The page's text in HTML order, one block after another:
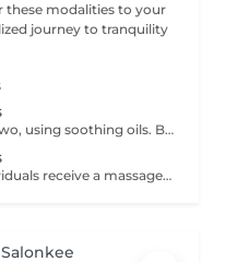
these modalities to your
journey to tranquility
Relaxing massage experience for two, using soothing oils. Both guests receive simultaneous treatments in a shared room, focusing on stress relief & comfort. *Price listed is per guest*
Couples Massage where both individuals receive a massage simultaneously in the same room. This service is focused on relaxation and stress relief for couples. It's a practical way for partners to enjoy a massage experience together. 130 EUR per guest